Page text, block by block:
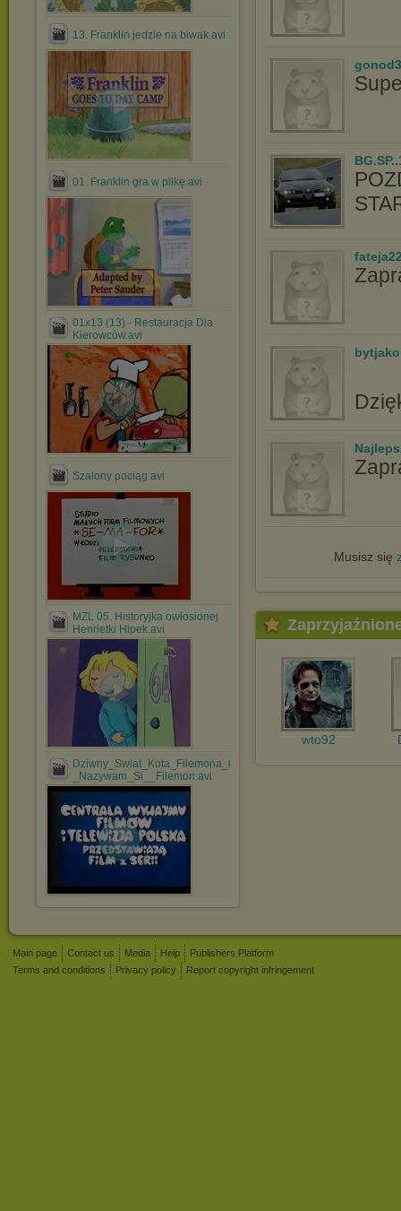
13. Franklin jedzie na biwak.avi
01. Franklin gra w piłkę.avi
01x13 (13) - Restauracja Dla
Kierowców.avi
Szalony pociąg.avi
MZL 05. Historyjka owłosionej
Henrietki Hipek.avi
Dziwny_Swiat_Kota_Filemona_01_-
_Nazywam_Si__Filemon.avi
Musisz się
wto92
Main page Contact us Media Help
Publishers Platform
Terms and conditions
Privacy policy Report copyright infringement